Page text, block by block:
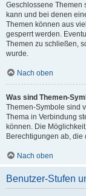
Geschlossene Themen
kann und bei denen
Themen können aus
gesperrt werden.
Themen zu schließen,
wurde.
Nach oben
Was sind Themen-
Themen-Symbole sind
Thema in Verbindung
können. Die
Berechtigungen ab,
Nach oben
Benutzer-Stufen